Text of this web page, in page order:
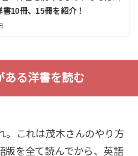
書10冊、15冊を紹介！
ある洋書を読む
。これは茂木さんのやり方
版を全て読んでから、英語